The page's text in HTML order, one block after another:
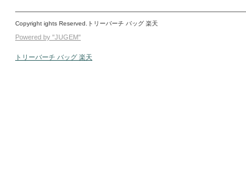
Copyright ights Reserved.トリーバーチ バッグ 楽天
Powered by "JUGEM"
トリーバーチ バッグ 楽天